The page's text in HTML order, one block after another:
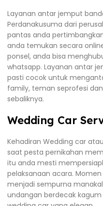
Layanan antar jemput
Perdanakusuma dari
pantas anda
anda temukan secara
ponsel, anda bisa
whatsapp. Layanan antar
pasti cocok untuk
family, teman seprofesi
sebaliknya.
Wedding Car
Kehadiran Wedding car
saat pesta pernikahan
itu anda mesti
pelaksanaan acara.
menjadi sempurna
undangan berdecak